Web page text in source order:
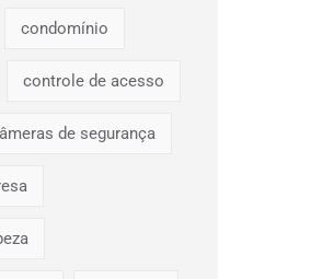
condomínio
controle de acesso
de segurança